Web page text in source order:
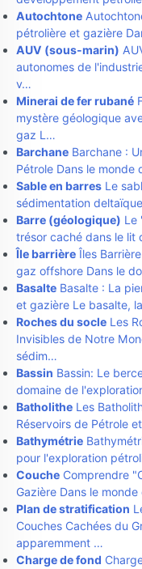
Autochtone
pétrolière et gazière
AUV (sous-marin)
autonomes de
v…
Minerai de fer rubané
mystère géologique
gaz L…
Barchane Barchane :
Pétrole Dans le monde
Sable en barres Le
sédimentation
Barre (géologique) Le
trésor caché dans le lit
Île barrière Îles
gaz offshore Dans le
Basalte Basalte : La
et gazière Le basalte,
Roches du socle Les
Invisibles de Notre
sédim…
Bassin Bassin: Le
domaine de
Batholithe Les
Réservoirs de Pétrole
Bathymétrie
pour l'exploration
Couche Comprendre
Gazière Dans le
Plan de stratification
Couches Cachées du
apparemment …
Charge de fond